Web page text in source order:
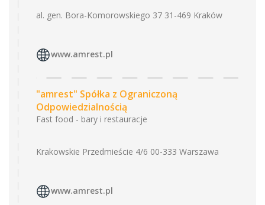
al. gen. Bora-Komorowskiego 37 31-469 Kraków
www.amrest.pl
"amrest" Spółka z Ograniczoną
Odpowiedzialnością
Fast food - bary i restauracje
Krakowskie Przedmieście 4/6 00-333 Warszawa
www.amrest.pl